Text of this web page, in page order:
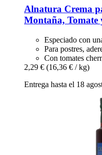
Alnatura Crema
Montaña, Tomate
Especiado con
Para postres,
Con tomates
2,29 € (16,36 € / kg)
Entrega hasta el 18